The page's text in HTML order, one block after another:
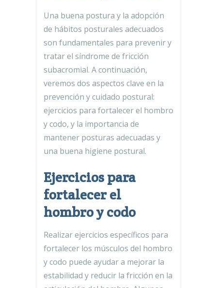
Una buena postura y la adopción
de hábitos posturales adecuados
son fundamentales para prevenir y
tratar el síndrome de fricción
subacromial. A continuación,
veremos dos aspectos clave en la
prevención y cuidado postural:
ejercicios para fortalecer el hombro
y codo, y la importancia de
mantener posturas adecuadas y
una buena higiene postural.
Ejercicios para
fortalecer el
hombro y codo
Realizar ejercicios específicos para
fortalecer los músculos del hombro
y codo puede ayudar a mejorar la
estabilidad y reducir la fricción en la